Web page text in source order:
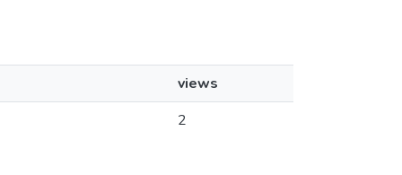
views
2